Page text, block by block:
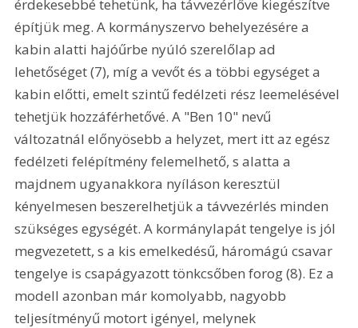
érdekesebbé tehetünk, ha távvezérlőve kiegészítve
építjük meg. A kormányszervo behelyezésére a
kabin alatti hajóűrbe nyúló szerelőlap ad
lehetőséget (7), míg a vevőt és a többi egységet a
kabin előtti, emelt szintű fedélzeti rész leemelésével
tehetjük hozzáférhetővé. A "Ben 10" nevű
változatnál előnyösebb a helyzet, mert itt az egész
fedélzeti felépítmény felemelhető, s alatta a
majdnem ugyanakkora nyíláson keresztül
kényelmesen beszerelhetjük a távvezérlés minden
szükséges egységét. A kormánylapát tengelye is jól
megvezetett, s a kis emelkedésű, háromágú csavar
tengelye is csapágyazott tönkcsőben forog (8). Ez a
modell azonban már komolyabb, nagyobb
teljesítményű motort igényel, melynek